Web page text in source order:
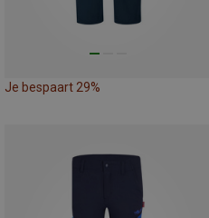
Je bespaart 29%